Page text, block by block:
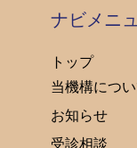
ナビメニ
トップ
当機構につ
お知らせ
受診相談